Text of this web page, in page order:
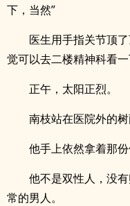
下，当然”
医生用手指关节顶
觉可以去二楼精神科看
正午，太阳正烈。
南枝站在医院外的树
他手上依然拿着那份
他不是双性人，没
常的男人。